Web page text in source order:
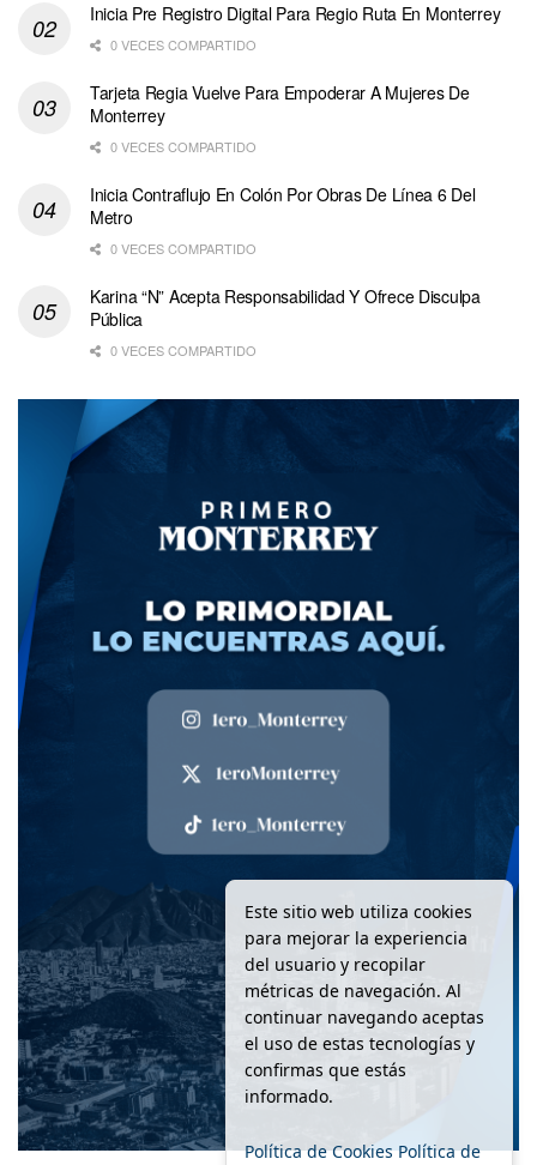
Inicia Pre Registro Digital Para Regio Ruta En Monterrey
0 VECES COMPARTIDO
Tarjeta Regia Vuelve Para Empoderar A Mujeres De
Monterrey
0 VECES COMPARTIDO
Inicia Contraflujo En Colón Por Obras De Línea 6 Del
Metro
0 VECES COMPARTIDO
Karina “N” Acepta Responsabilidad Y Ofrece Disculpa
Pública
0 VECES COMPARTIDO
Este sitio web utiliza cookies
para mejorar la experiencia
del usuario y recopilar
métricas de navegación. Al
continuar navegando aceptas
el uso de estas tecnologías y
confirmas que estás
informado.
Política de Cookies Política de